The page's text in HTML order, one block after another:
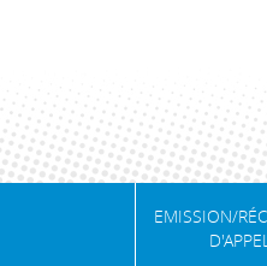
EMISSION/